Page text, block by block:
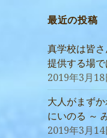
最近の投稿
真学校は皆
提供する場
2019年3月18
大人がまず
にいのる ～
2019年3月14